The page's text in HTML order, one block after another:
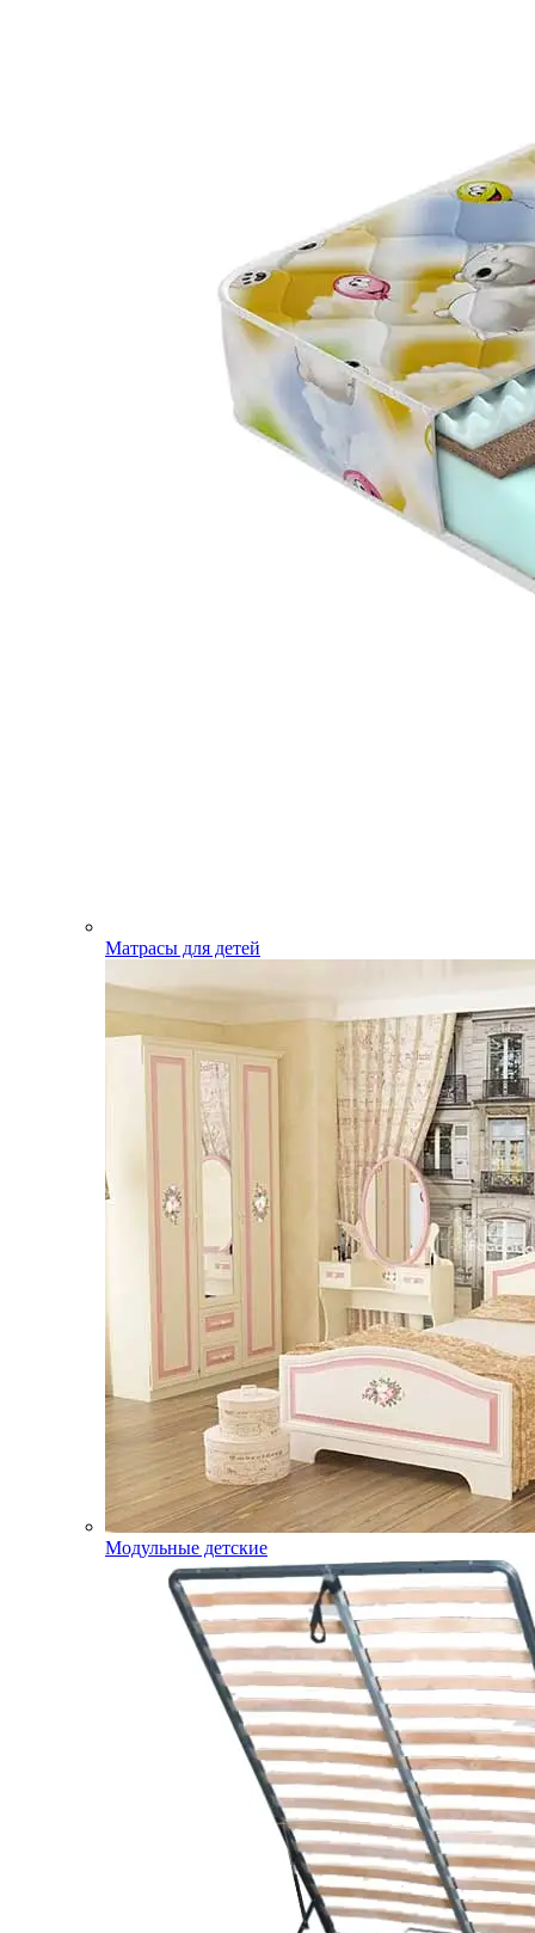
Матрасы для детей
Модульные детские